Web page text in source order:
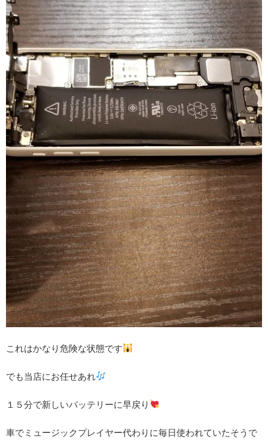
これはかなり危険な状態です
でも当店にお任せあれ
１５分で新しいバッテリーに早戻り
車でミュージックプレイヤー代わりに毎日使われていたそうで